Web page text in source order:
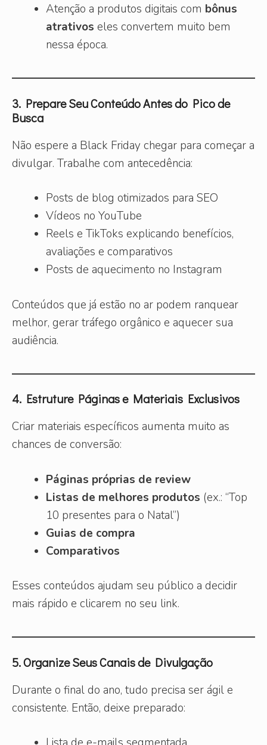
Atenção a produtos digitais com bônus
atrativos eles convertem muito bem
nessa época.
3. Prepare Seu Conteúdo Antes do Pico de
Busca
Não espere a Black Friday chegar para começar a
divulgar. Trabalhe com antecedência:
Posts de blog otimizados para SEO
Vídeos no YouTube
Reels e TikToks explicando benefícios,
avaliações e comparativos
Posts de aquecimento no Instagram
Conteúdos que já estão no ar podem ranquear
melhor, gerar tráfego orgânico e aquecer sua
audiência.
4. Estruture Páginas e Materiais Exclusivos
Criar materiais específicos aumenta muito as
chances de conversão:
Páginas próprias de review
Listas de melhores produtos (ex.: “Top
10 presentes para o Natal”)
Guias de compra
Comparativos
Esses conteúdos ajudam seu público a decidir
mais rápido e clicarem no seu link.
5. Organize Seus Canais de Divulgação
Durante o final do ano, tudo precisa ser ágil e
consistente. Então, deixe preparado: